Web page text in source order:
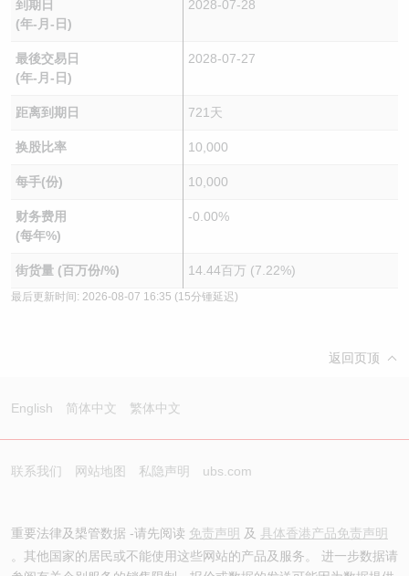
到期日
(年-月-日)
2028-07-28
最後交易日
(年-月-日)
2028-07-27
距离到期日 721天
换股比率 10,000
每手(份) 10,000
财务费用
(每年%)
-0.00%
街货量 (百万份/%) 14.44百万 (7.22%)
最后更新时间: 2026-08-07 16:35 (15分锺延迟)
返回页顶
English 简体中文 繁体中文
联系我们 网站地图 私隐声明 ubs.com
重要法律及槼管数据 -请先阅读 免责声明 及 具体香港产品免责声明
。其他国家的居民或不能使用这些网站的产品及服务。 进一步数据请